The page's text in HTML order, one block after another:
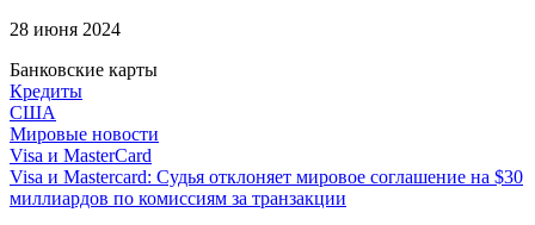
28 июня 2024
Банковские карты
Кредиты
США
Мировые новости
Visa и MasterCard
Visa и Mastercard: Судья отклоняет мировое соглашение на $30
миллиардов по комиссиям за транзакции